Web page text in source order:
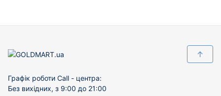
↑
Графік роботи Call - центра:
Без вихідних, з 9:00 до 21:00